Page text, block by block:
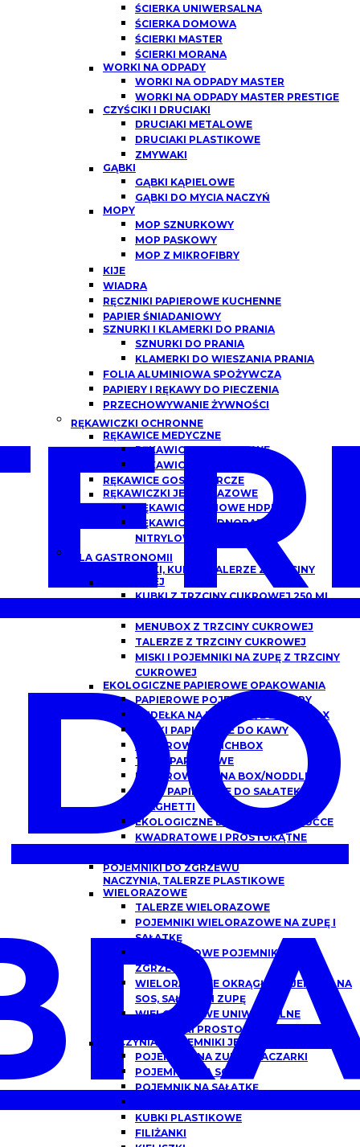
DO
ŚCIERKA UNIWERSALNA
ŚCIERKA DOMOWA
ŚCIERKI MASTER
ŚCIERKI MORANA
WORKI NA ODPADY
WORKI NA ODPADY MASTER
WORKI NA ODPADY MASTER PRESTIGE
CZYŚCIKI I DRUCIAKI
DRUCIAKI METALOWE
DRUCIAKI PLASTIKOWE
ZMYWAKI
GĄBKI
GĄBKI KĄPIELOWE
GĄBKI DO MYCIA NACZYŃ
MOPY
MOP SZNURKOWY
MOP PASKOWY
MOP Z MIKROFIBRY
KIJE
WIADRA
RĘCZNIKI PAPIEROWE KUCHENNE
PAPIER ŚNIADANIOWY
SZNURKI I KLAMERKI DO PRANIA
SZNURKI DO PRANIA
KLAMERKI DO WIESZANIA PRANIA
FOLIA ALUMINIOWA SPOŻYWCZA
PAPIERY I RĘKAWY DO PIECZENIA
PRZECHOWYWANIE ŻYWNOŚCI
RĘKAWICZKI OCHRONNE
RĘKAWICE MEDYCZNE
RĘKAWICZKI NITRYLOWE
RĘKAWICZKI LATEKSOWE
RĘKAWICE GOSPODARCZE
RĘKAWICZKI JEDNORAZOWE
RĘKAWICE FOLIOWE HDPE
RĘKAWICZKI JEDNORAZOWE
NITRYLOWE
DLA GASTRONOMII
POJEMNIKI, KUBKI I TALERZE Z TRZCINY
CUKROWEJ
KUBKI Z TRZCINY CUKROWEJ 250 ML,
MENUBOX Z TRZCINY CUKROWEJ
TALERZE Z TRZCINY CUKROWEJ
MISKI I POJEMNIKI NA ZUPĘ Z TRZCINY
CUKROWEJ
EKOLOGICZNE PAPIEROWE OPAKOWANIA
PAPIEROWE POJEMNIKI DO ZUPY
PUDEŁKA NA BURGERY/BURGER BOX
KUBKI PAPIEROWE DO KAWY
PAPIEROWE LUNCHBOX
TACKI PAPIEROWE
PAPIEROWE CHINA BOX/NODDLEBOX
MISKI PAPIEROWE DO SAŁATEK,
SPAGHETTI
EKOLOGICZNE DREWNIANE SZTUĆCE
KWADRATOWE I PROSTOKĄTNE
POJEMNIKI DO ZGRZEWU
NACZYNIA, TALERZE PLASTIKOWE
WIELORAZOWE
TALERZE WIELORAZOWE
POJEMNIKI WIELORAZOWE NA ZUPĘ I
SAŁATKĘ
WIELORAZOWE POJEMNIKI DO
ZGRZEWU
WIELORAZOWE OKRĄGŁE POJEMNIKI NA
SOS, SAŁATKĘ I ZUPĘ
WIELORAZOWE UNIWERSALNE
POJEMNIKI PROSTOKĄTNE
NACZYNIA I POJEMNIKI JEDNORAZOWE
POJEMNIKI NA ZUPĘ, FLACZARKI
POJEMNIKI NA SOS
POJEMNIK NA SAŁATKĘ
KUBKI PLASTIKOWE
FILIŻANKI